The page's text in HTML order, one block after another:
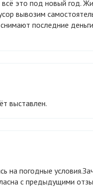
вывозим
последние
выставлен.
с предыдущими